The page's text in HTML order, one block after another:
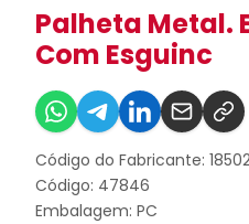
Palheta Metal.
Com Esguinc
Código do Fabricante:
Código: 47846
Embalagem: PC